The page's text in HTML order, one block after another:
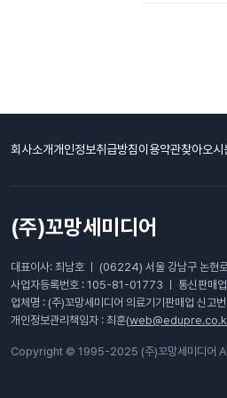
회사소개개인정보취급방침이용약관찾아오시
(주)꼬망세미디어
대표이사: 최남호 ㅣ (06224) 서울 강남구 논현
사업자등록번호 : 105-81-01773 ㅣ 통신판매
업체명 : (주)꼬망세미디어 의료기기판매업 신고
개인정보관리책임자 : 최훈(
Copyright © 1995-2025 (주)꼬망세미디어